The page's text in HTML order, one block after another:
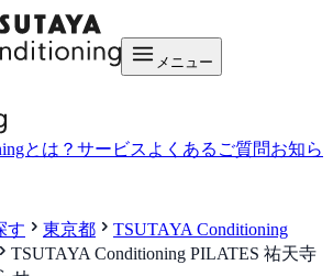
メニュー
とは？ サービス よくあるご質問お知ら
す 東京都
TSUTAYA Conditioning
TSUTAYA Conditioning PILATES 祐天寺